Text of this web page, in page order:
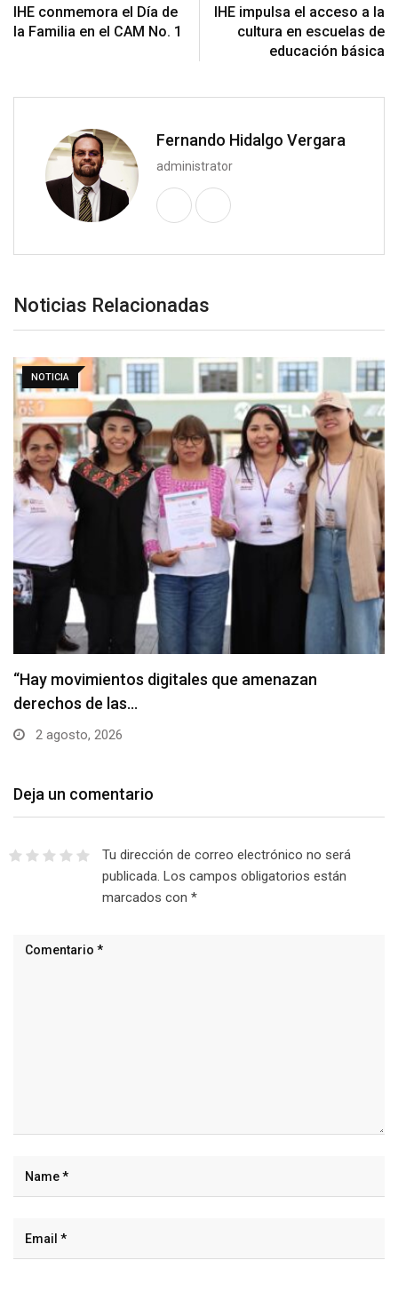
IHE conmemora el Día de
la Familia en el CAM No. 1
IHE impulsa el acceso a la
cultura en escuelas de
educación básica
Fernando Hidalgo Vergara
administrator
Noticias Relacionadas
NOTICIA
“Hay movimientos digitales que amenazan
derechos de las…
2 agosto, 2026
Deja un comentario
Tu dirección de correo electrónico no será
publicada. Los campos obligatorios están
marcados con *